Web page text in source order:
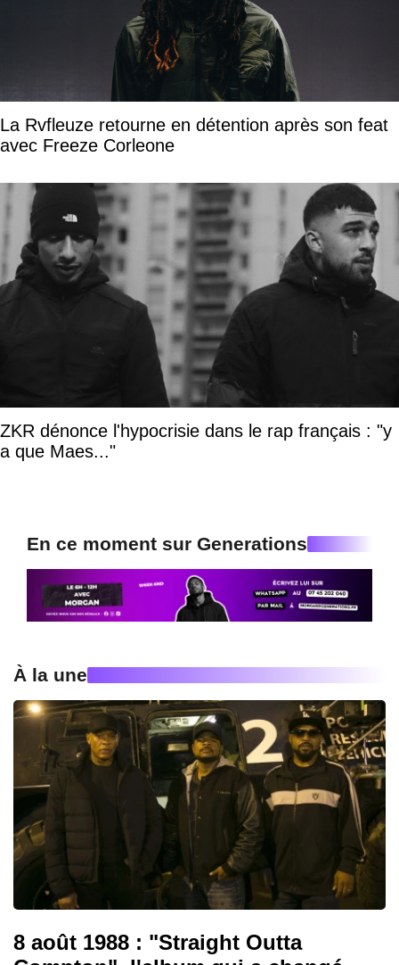
La Rvfleuze retourne en détention après son feat
avec Freeze Corleone
ZKR dénonce l'hypocrisie dans le rap français : "y
a que Maes..."
En ce moment sur Generations
À la une
8 août 1988 : "Straight Outta